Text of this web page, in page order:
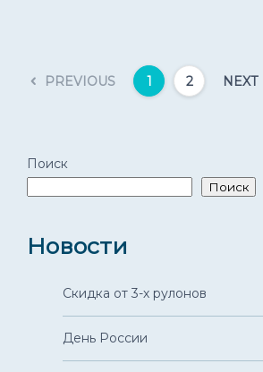
Доставка по всей России
PREVIOUS 1 2 NEXT
Поиск
Поиск
Новости
Скидка от 3-х рулонов
День России